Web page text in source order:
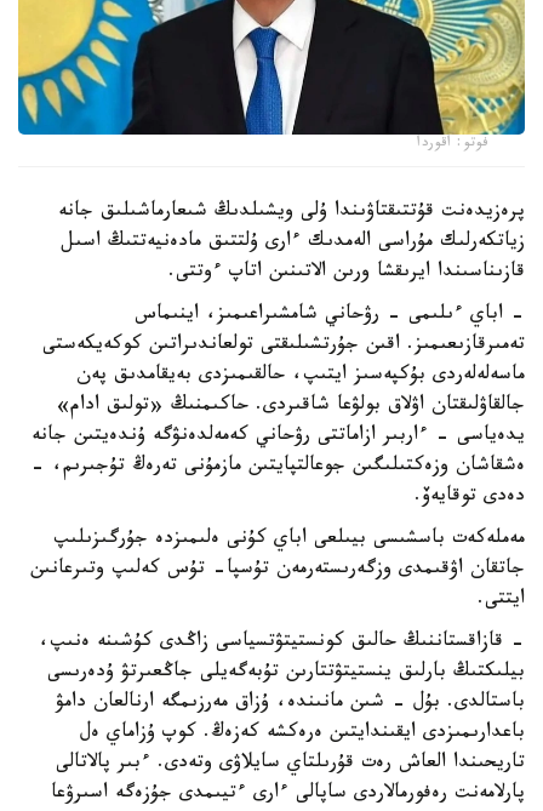
فوتو: اقوردا
پرەزيدەنت قۇتتىقتاۋىندا ۇلى ويشىلدىڭ شىعارماشىلىق جانە
زياتكەرلىك مۇراسى الەمدىك ءارى ۇلتتىق مادەنيەتتىڭ اسىل
قازىناسىندا ايرىقشا ورىن الاتىنىن اتاپ ءوتتى.
- اباي ءىلىمى - رۋحاني شامشىراعىمىز، اينىماس
تەمىرقازىعىمىز. اقىن جۇرتشىلىقتى تولعاندىراتىن كوكەيكەستى
ماسەلەلەردى بۇكپەسىز ايتىپ، حالقىمىزدى بەيقامدىق پەن
جالقاۋلىقتان اۋلاق بولۋعا شاقىردى. حاكىمنىڭ «تولىق ادام»
يدەياسى - ءاربىر ازاماتتى رۋحاني كەمەلدەنۋگە ۇندەيتىن جانە
ەشقاشان وزەكتىلىگىن جوعالتپايتىن مازمۇنى تەرەڭ تۇجىرىم، -
دەدى توقايەۆ.
مەملەكەت باسشىسى بيىلعى اباي كۇنى ەلىمىزدە جۇرگىزىلىپ
جاتقان اۋقىمدى وزگەرىستەرمەن تۇسپا- تۇس كەلىپ وتىرعانىن
ايتتى.
- قازاقستاننىڭ حالىق كونستيتۋتسياسى زاڭدى كۇشىنە ەنىپ،
بيلىكتىڭ بارلىق ينستيتۋتتارىن تۇبەگەيلى جاڭعىرتۋ ۇدەرىسى
باستالدى. بۇل - شىن مانىندە، ۇزاق مەرزىمگە ارنالعان دامۋ
باعدارىمىزدى ايقىندايتىن ەرەكشە كەزەڭ. كوپ ۇزاماي ەل
تاريحىندا العاش رەت قۇرىلتاي سايلاۋى وتەدى. ءبىر پالاتالى
پارلامەنت رەفورمالاردى ساپالى ءارى ءتيىمدى جۇزەگە اسىرۋعا